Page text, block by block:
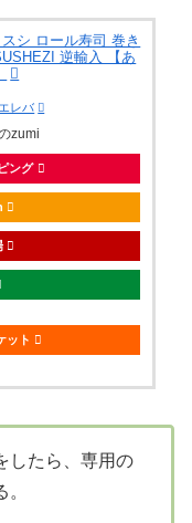
シ ロール寿司 巻き
逆輸入 【あ
レバ
zumi
ング
ット
したら、専用の